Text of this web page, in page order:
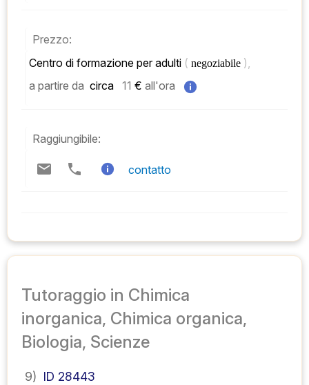
Prezzo:
Centro di formazione per adulti ( negoziabile ),
a partire da circa 11 € all'ora
Raggiungibile:
contatto
Tutoraggio in Chimica
inorganica, Chimica organica,
Biologia, Scienze
9) ID 28443